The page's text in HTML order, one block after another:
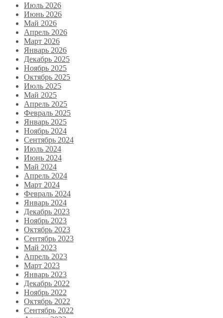
Июль 2026
Июнь 2026
Май 2026
Апрель 2026
Март 2026
Январь 2026
Декабрь 2025
Ноябрь 2025
Октябрь 2025
Июль 2025
Май 2025
Апрель 2025
Февраль 2025
Январь 2025
Ноябрь 2024
Сентябрь 2024
Июль 2024
Июнь 2024
Май 2024
Апрель 2024
Март 2024
Февраль 2024
Январь 2024
Декабрь 2023
Ноябрь 2023
Октябрь 2023
Сентябрь 2023
Май 2023
Апрель 2023
Март 2023
Январь 2023
Декабрь 2022
Ноябрь 2022
Октябрь 2022
Сентябрь 2022